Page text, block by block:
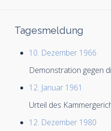
Tagesmeldung
10. Dezember 1966
Demonstration gegen
12. Januar 1961
Urteil des
12. Dezember 1980